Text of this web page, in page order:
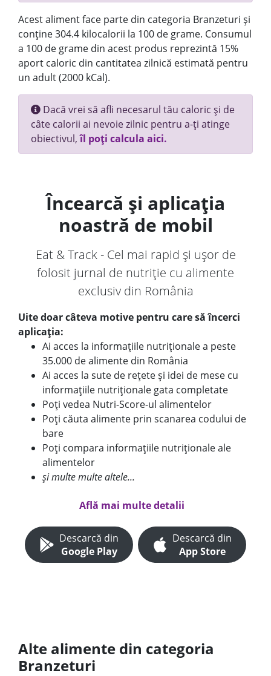
Acest aliment face parte din categoria Branzeturi și
conține 304.4 kilocalorii la 100 de grame. Consumul
a 100 de grame din acest produs reprezintă 15%
aport caloric din cantitatea zilnică estimată pentru
un adult (2000 kCal).
Dacă vrei să afli necesarul tău caloric și de
câte calorii ai nevoie zilnic pentru a-ți atinge
obiectivul,îl poți calcula aici.
Încearcă și aplicația
noastră de mobil
Eat & Track - Cel mai rapid și ușor de
folosit jurnal de nutriție cu alimente
exclusiv din România
Uite doar câteva motive pentru care să încerci
aplicația:
Ai acces la informațiile nutriționale a peste
35.000 de alimente din România
Ai acces la sute de rețete și idei de mese cu
informațiile nutriționale gata completate
Poți vedea Nutri-Score-ul alimentelor
Poți căuta alimente prin scanarea codului de
bare
Poți compara informațiile nutriționale ale
alimentelor
și multe multe altele...
Află mai multe detalii
Descarcă din
Google Play
Descarcă din
App Store
Alte alimente din categoria
Branzeturi